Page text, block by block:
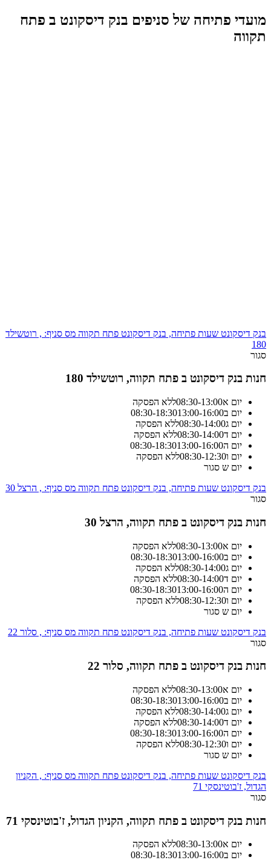
מועדי פתיחה של סניפים בנק דיסקונט ב פתח
תקווה
בנק דיסקונט שעות פתיחה, בנק דיסקונט פתח תקווה מס סניף: , רוטשילד
180
סגור
חנות בנק דיסקונט ב פתח תקווה, רוטשילד 180
יום א 08:30-13:00
ללא הפסקה
יום ב
08:30-18:3013:00-16:00
יום ג
08:30-14:00
ללא הפסקה
יום ד
08:30-14:00
ללא הפסקה
יום ה
08:30-18:3013:00-16:00
יום ו
08:30-12:30
ללא הפסקה
יום ש סגור
בנק דיסקונט שעות פתיחה, בנק דיסקונט פתח תקווה מס סניף: , הרצל 30
סגור
חנות בנק דיסקונט ב פתח תקווה, הרצל 30
יום א 08:30-13:00
ללא הפסקה
יום ב
08:30-18:3013:00-16:00
יום ג
08:30-14:00
ללא הפסקה
יום ד
08:30-14:00
ללא הפסקה
יום ה
08:30-18:3013:00-16:00
יום ו
08:30-12:30
ללא הפסקה
יום ש סגור
בנק דיסקונט שעות פתיחה, בנק דיסקונט פתח תקווה מס סניף: , סלור 22
סגור
חנות בנק דיסקונט ב פתח תקווה, סלור 22
יום א 08:30-13:00
ללא הפסקה
יום ב
08:30-18:3013:00-16:00
יום ג
08:30-14:00
ללא הפסקה
יום ד
08:30-14:00
ללא הפסקה
יום ה
08:30-18:3013:00-16:00
יום ו
08:30-12:30
ללא הפסקה
יום ש סגור
בנק דיסקונט שעות פתיחה, בנק דיסקונט פתח תקווה מס סניף: , הקניון
הגדול, ז'בוטינסקי 71
סגור
חנות בנק דיסקונט ב פתח תקווה, הקניון הגדול, ז'בוטינסקי 71
יום א 08:30-13:00
ללא הפסקה
יום ב
08:30-18:3013:00-16:00